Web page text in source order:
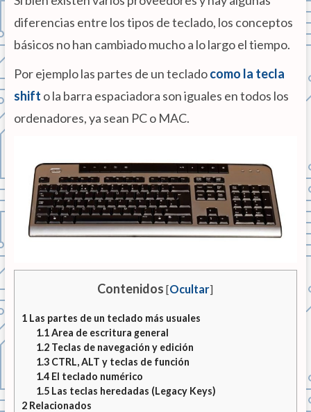
diferencias entre los tipos de teclado, los conceptos
básicos no han cambiado mucho a lo largo el tiempo.
Por ejemplo las partes de un tecladocomo la tecla
shift o la barra espaciadora son iguales en todos los
ordenadores, ya sean PC o MAC.
Contenidos [Ocultar]
1Las partes de un teclado más usuales
1.1Area de escritura general
1.2 Teclas de navegación y edición
1.3 CTRL, ALT y teclas de función
1.4 El teclado numérico
1.5 Las teclas heredadas (Legacy Keys)
2Relacionados